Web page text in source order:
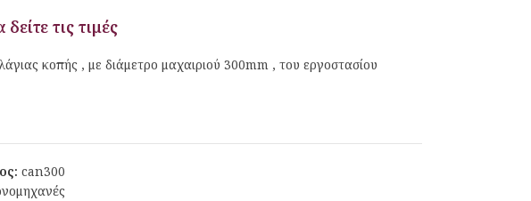
τις τιμές
κοπής , με διάμετρο μαχαιριού 300mm , του εργοστασίου
can300